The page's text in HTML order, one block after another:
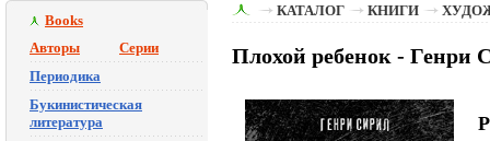
Books
Авторы
Серии
Периодика
Букинистическая
литература
КАТАЛОГ КНИГИ
Плохой ребенок - Генри